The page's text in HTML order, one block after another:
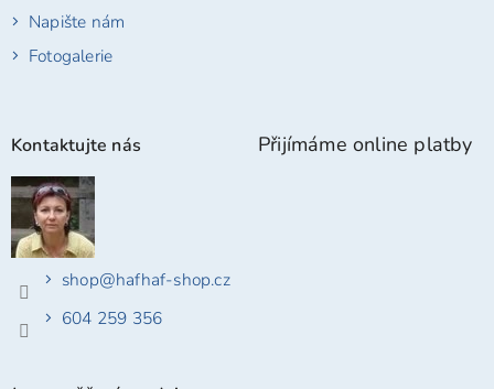
Napište nám
Fotogalerie
Kontaktujte nás
shop@hafhaf-shop.cz
604 259 356
Přijímáme online platby